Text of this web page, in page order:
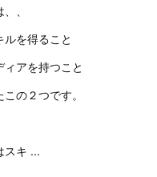
、
ルを得ること
ィアを持つこと
この２つです。
スキ ...